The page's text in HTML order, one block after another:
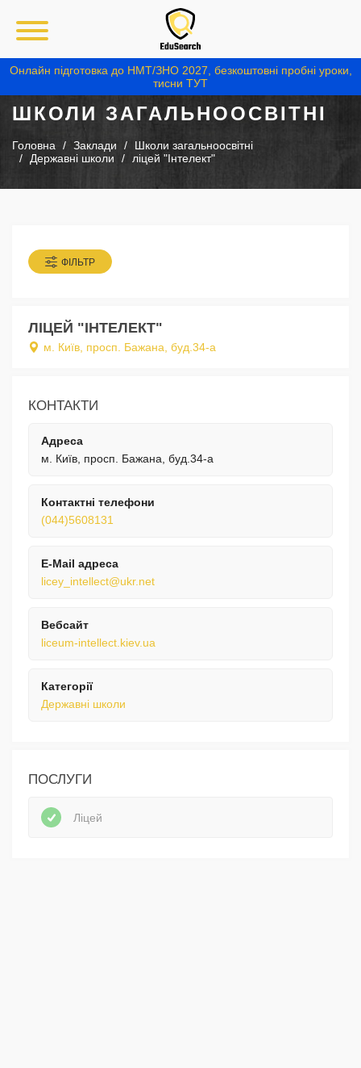
Онлайн підготовка до НМТ/ЗНО 2027, безкоштовні пробні уроки,
тисни ТУТ
ШКОЛИ ЗАГАЛЬНООСВІТНІ
Головна Заклади
Школи загальноосвітні
Державні школи
ліцей "Інтелект"
ФІЛЬТР
ЛІЦЕЙ "ІНТЕЛЕКТ"
м. Київ, просп. Бажана, буд.34-а
КОНТАКТИ
Адреса
м. Київ, просп. Бажана, буд.34-а
Контактні телефони
(044)5608131
E-Mail адреса
licey_intellect@ukr.net
Вебсайт
liceum-intellect.kiev.ua
Категорії
Державні школи
ПОСЛУГИ
Ліцей